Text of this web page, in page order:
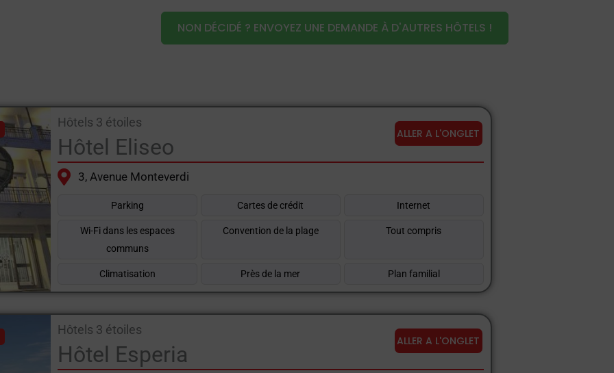
et professionnel qui les caractérise.
thermes ou du parc des expositions de Rimini
avec enfants
l'année
des thermes
, que ce soit pour participer à un salon ou passer quelques journées à la mer en
hôtel 3 étoiles sur la Riviera romagnole
en Romagne
et découvrez le meilleur de la Côte d'Azur en profitant de la sérénité d'un accueil
de voyageur.
NON DÉCIDÉ ? ENVOYEZ UNE DEMANDE À D'AUTRES HÔTELS !
Hôtels 3 étoiles
ALLER A L'ONGLET
Hôtel Eliseo
3, Avenue Monteverdi
Parking Cartes de crédit Internet
Wi-Fi dans les espaces
communs
Convention de la plage Tout compris
Climatisation Près de la mer Plan familial
Hôtels 3 étoiles
ALLER A L'ONGLET
Hôtel Esperia